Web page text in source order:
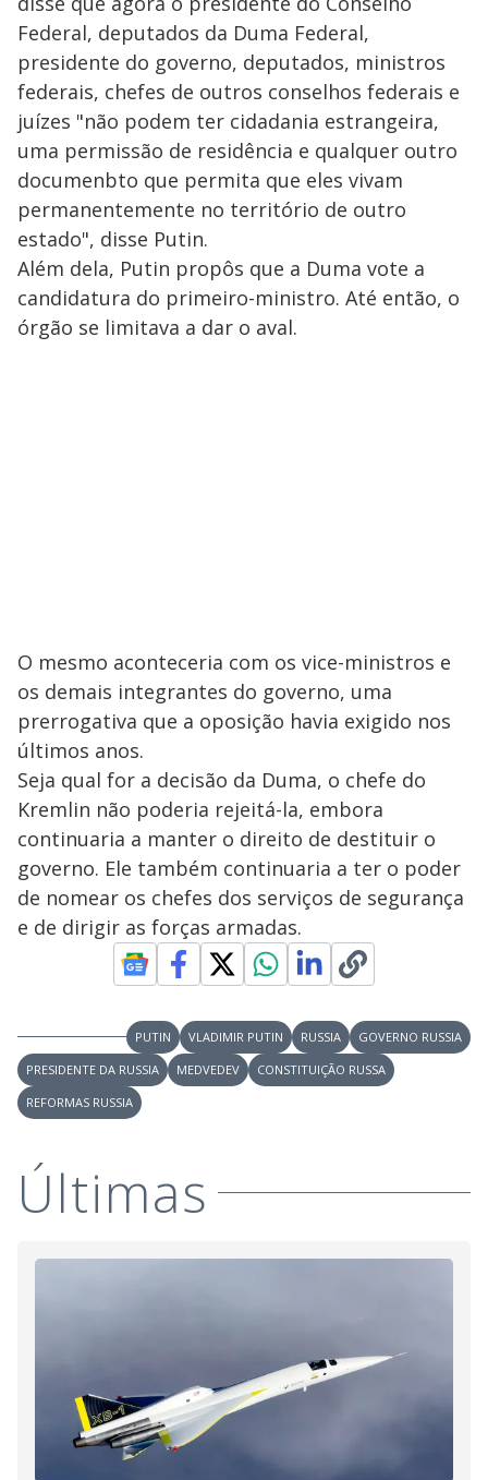
Federal, deputados da Duma Federal,
presidente do governo, deputados, ministros
federais, chefes de outros conselhos federais e
juízes "não podem ter cidadania estrangeira,
uma permissão de residência e qualquer outro
documenbto que permita que eles vivam
permanentemente no território de outro
estado", disse Putin.
Além dela, Putin propôs que a Duma vote a
candidatura do primeiro-ministro. Até então, o
órgão se limitava a dar o aval.
O mesmo aconteceria com os vice-ministros e
os demais integrantes do governo, uma
prerrogativa que a oposição havia exigido nos
últimos anos.
Seja qual for a decisão da Duma, o chefe do
Kremlin não poderia rejeitá-la, embora
continuaria a manter o direito de destituir o
governo. Ele também continuaria a ter o poder
de nomear os chefes dos serviços de segurança
e de dirigir as forças armadas.
PUTIN VLADIMIR PUTIN RUSSIA
GOVERNO RUSSIA
PRESIDENTE DA RUSSIA
MEDVEDEV
CONSTITUIÇÃO RUSSA
REFORMAS RUSSIA
Últimas